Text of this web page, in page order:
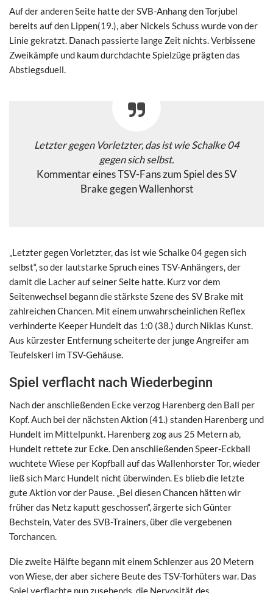
Auf der anderen Seite hatte der SVB-Anhang den Torjubel
bereits auf den Lippen(19.), aber Nickels Schuss wurde von der
Linie gekratzt. Danach passierte lange Zeit nichts. Verbissene
Zweikämpfe und kaum durchdachte Spielzüge prägten das
Abstiegsduell.
Letzter gegen Vorletzter, das ist wie Schalke 04
gegen sich selbst.
Kommentar eines TSV-Fans zum Spiel des SV
Brake gegen Wallenhorst
„Letzter gegen Vorletzter, das ist wie Schalke 04 gegen sich
selbst“, so der lautstarke Spruch eines TSV-Anhängers, der
damit die Lacher auf seiner Seite hatte. Kurz vor dem
Seitenwechsel begann die stärkste Szene des SV Brake mit
zahlreichen Chancen. Mit einem unwahrscheinlichen Reflex
verhinderte Keeper Hundelt das 1:0 (38.) durch Niklas Kunst.
Aus kürzester Entfernung scheiterte der junge Angreifer am
Teufelskerl im TSV-Gehäuse.
Spiel verflacht nach Wiederbeginn
Nach der anschließenden Ecke verzog Harenberg den Ball per
Kopf. Auch bei der nächsten Aktion (41.) standen Harenberg und
Hundelt im Mittelpunkt. Harenberg zog aus 25 Metern ab,
Hundelt rettete zur Ecke. Den anschließenden Speer-Eckball
wuchtete Wiese per Kopfball auf das Wallenhorster Tor, wieder
ließ sich Marc Hundelt nicht überwinden. Es blieb die letzte
gute Aktion vor der Pause. „Bei diesen Chancen hätten wir
früher das Netz kaputt geschossen“, ärgerte sich Günter
Bechstein, Vater des SVB-Trainers, über die vergebenen
Torchancen.
Die zweite Hälfte begann mit einem Schlenzer aus 20 Metern
von Wiese, der aber sichere Beute des TSV-Torhüters war. Das
Spiel verflachte nun zusehends, die Nervosität des